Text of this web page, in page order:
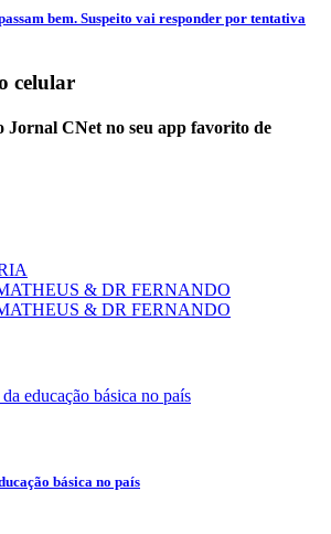
bem. Suspeito vai responder por tentativa
celular
Jornal CNet no seu app favorito de
básica no país